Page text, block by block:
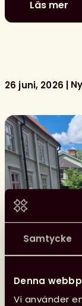
Samtycke
Denna
Vi använder
Läs mer
Se
Svensk
Almedalen
26 juni, 2026